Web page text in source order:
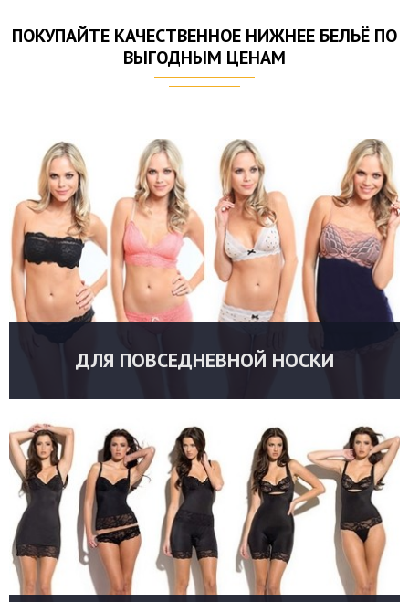
ПОКУПАЙТЕ КАЧЕСТВЕННОЕ НИЖНЕЕ БЕЛЬЁ ПО
ВЫГОДНЫМ ЦЕНАМ
ДЛЯ ПОВСЕДНЕВНОЙ НОСКИ
УТОЧНИТЬ ЦЕНУ